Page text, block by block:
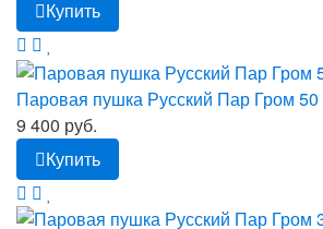
Купить
Паровая пушка Русский Пар Гром 50
9 400 руб.
Купить